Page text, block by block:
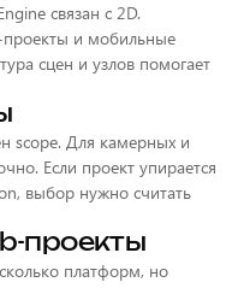
связан с 2D.
и мобильные
сцен и узлов помогает
scope. Для камерных и
Если проект упирается
выбор нужно считать
проекты
платформ, но